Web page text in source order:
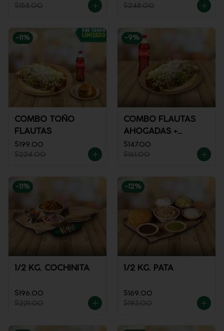
$158.00
$248.00
-11 %
COMBO TOÑO
FLAUTAS
$199.00
$224.00
-9%
COMBO FLAUTAS
AHOGADAS +
REFRESCO
$147.00
$161.00
-11 %
1/2 KG. COCHINITA
$196.00
$221.00
-12%
1/2 KG. PATA
$169.00
$193.00